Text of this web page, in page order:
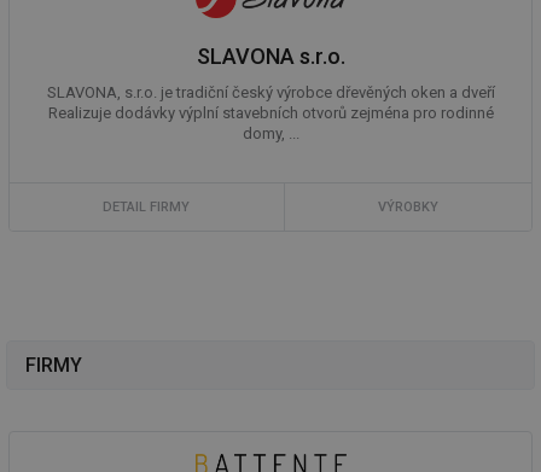
SLAVONA s.r.o.
SLAVONA, s.r.o. je tradiční český výrobce dřevěných oken a dveří
Realizuje dodávky výplní stavebních otvorů zejména pro rodinné
domy, ...
DETAIL FIRMY VÝROBKY
FIRMY